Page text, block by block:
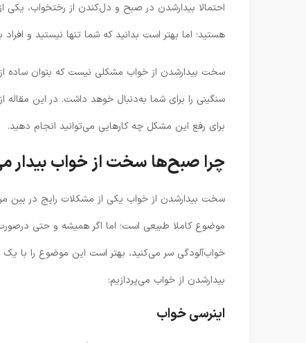
احتمالا بیدارشدن در صبح و دل‌کندن از رختخواب،
هستید؛ اما بهتر است بدانید که شما تنها نیستید و
سخت بیدارشدن از خواب مشکلی نیست که بتوان ساده
سنگینی را برای شما به‌دنبال خوهد داشت. در این
برای رفع این مشکل چه کارهایی می‌توانید انجام دهید.
چرا صبح‌ها سخت از خواب بیدار
سخت‌ بیدارشدن از خواب یکی از مشکلات رایج در بین
موضوع کاملا طبیعی است؛ اما اگر همیشه و حتی
خواب‌آلودگی سر می‌کنید، بهتر است این موضوع را با
بیدارشدن از خواب می‌پردازیم:
اینرسی خواب